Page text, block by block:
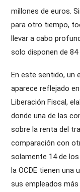
millones de euros.
para otro tiempo,
llevar a cabo
solo disponen de
En este sentido, un
aparece reflejado
Liberación Fiscal,
donde una de las
sobre la renta del
comparación con
solamente 14 de
la OCDE tienen una
sus empleados